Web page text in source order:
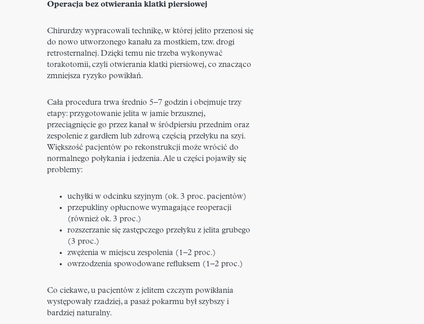
Operacja bez otwierania klatki piersiowej
Chirurdzy wypracowali technikę, w której jelito przenosi się
do nowo utworzonego kanału za mostkiem, tzw. drogi
retrosternalnej. Dzięki temu nie trzeba wykonywać
torakotomii, czyli otwierania klatki piersiowej, co znacząco
zmniejsza ryzyko powikłań.
Cała procedura trwa średnio 5–7 godzin i obejmuje trzy
etapy: przygotowanie jelita w jamie brzusznej,
przeciągnięcie go przez kanał w śródpiersiu przednim oraz
zespolenie z gardłem lub zdrową częścią przełyku na szyi.
Większość pacjentów po rekonstrukcji może wrócić do
normalnego połykania i jedzenia. Ale u części pojawiły się
problemy:
uchyłki w odcinku szyjnym (ok. 3 proc. pacjentów)
przepukliny opłucnowe wymagające reoperacji
(również ok. 3 proc.)
rozszerzanie się zastępczego przełyku z jelita grubego
(3 proc.)
zwężenia w miejscu zespolenia (1–2 proc.)
owrzodzenia spowodowane refluksem (1–2 proc.)
Co ciekawe, u pacjentów z jelitem czczym powikłania
występowały rzadziej, a pasaż pokarmu był szybszy i
bardziej naturalny.